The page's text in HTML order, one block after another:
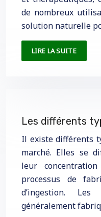
de nombreux
solution naturelle
LIRE LA SUITE
Les différents
Il existe différents
marché. Elles se
leur
processus de
d’ingestion.
généralement